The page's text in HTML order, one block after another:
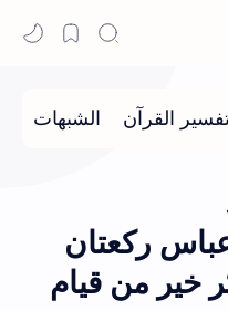
ركعتان
خير من قيام